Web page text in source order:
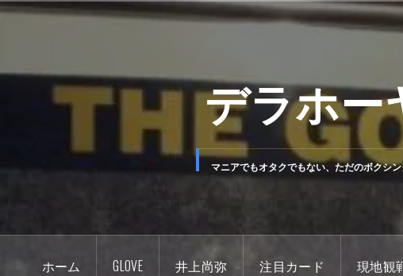
コ
ン
デラホー
マニアでもオタクでもない、ただのボクシ
ホーム GLOVE 井上尚弥 注目カード 現地観